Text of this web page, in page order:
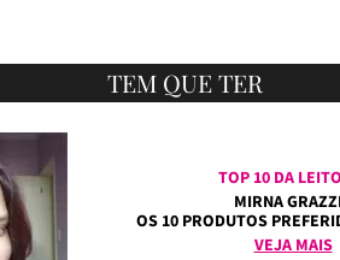
TEM QUE TER
TOP 10 DA
MIRNA
OS 10 PRODUTOS
VEJA MAIS